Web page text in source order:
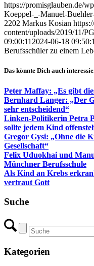
https://promisglauben.de/
Koeppel-_-Manuel-
2202 Markus Kosian
content/uploads/2019/11/
09:00:11 2024-06-18
Berufsschüler zu einem
Das könnte Dich auch
Peter Maffay: „Es gibt
Bernhard Langer: „Der
sehr entscheidend“
Linken-Politikerin Petra
sollte jedem Kind
Gregor Gysi: „Ohne die
Gesellschaft“
Felix Uduokhai und
Münchner Berufsschule
Als Kind an Krebs
vertraut Gott
Suche
Kategorien